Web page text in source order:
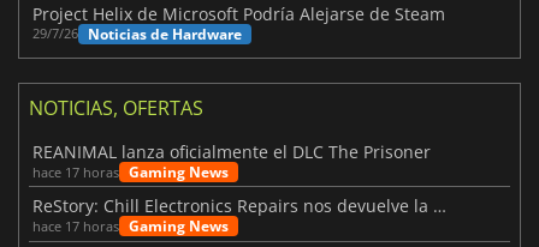
Project Helix de Microsoft Podría Alejarse de Steam
29/7/26 Noticias de Hardware
NOTICIAS, OFERTAS
REANIMAL lanza oficialmente el DLC The Prisoner
hace 17 horas Gaming News
ReStory: Chill Electronics Repairs nos devuelve la nostalgia de los 2000
hace 17 horas Gaming News